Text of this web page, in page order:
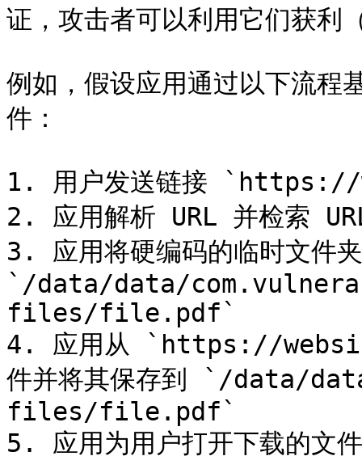
证，攻击者可以利用它们获利
例如，假设应用通过以下流
件：
1. 用户发送链接
2. 应用解析 URL 并检索
3. 应用将硬编码的临时文
`/data/data/
files/file.pdf`
4. 应用从 `https://
件并将其保存到 `/data/
files/file.pdf`
5. 应用为用户打开下载的文件